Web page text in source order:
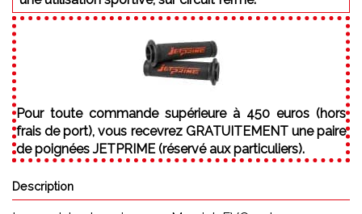
Pour toute commande supérieure à 450 euros (hors
frais de port), vous recevrez GRATUITEMENT une paire
de poignées JETPRIME (réservé aux particuliers).
Description